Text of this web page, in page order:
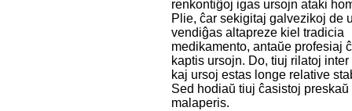
renkontiĝoj igas ursojn ataki
Plie, ĉar sekigitaj galvezikoj de
vendiĝas altapreze kiel tradicia
medikamento, antaŭe profesiaj
kaptis ursojn. Do, tiuj rilatoj
kaj ursoj estas longe relative
Sed hodiaŭ tiuj ĉasistoj preskaŭ
malaperis.